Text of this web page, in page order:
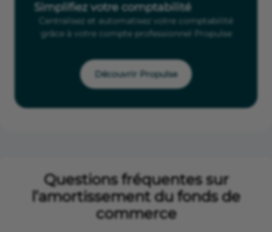
Simplifiez votre comptabilité
Centralisez et automatisez votre comptabilité
grâce à votre compte professionnel Propulse
Découvrir Propulse
Questions fréquentes sur
l’amortissement du fonds de
commerce